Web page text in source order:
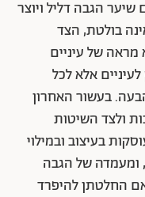
שיער הגבה דליל ויוצר
בולטת, הצד
מראה של עיניים
אלא לכל
בעשור האחרון
ולצד השיטות
בעיצוב ובמילוי
ומעמדה של הגבה
החלטתן להיפרד